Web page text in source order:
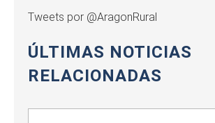
Tweets por @AragonRural
ÚLTIMAS NOTICIAS
RELACIONADAS